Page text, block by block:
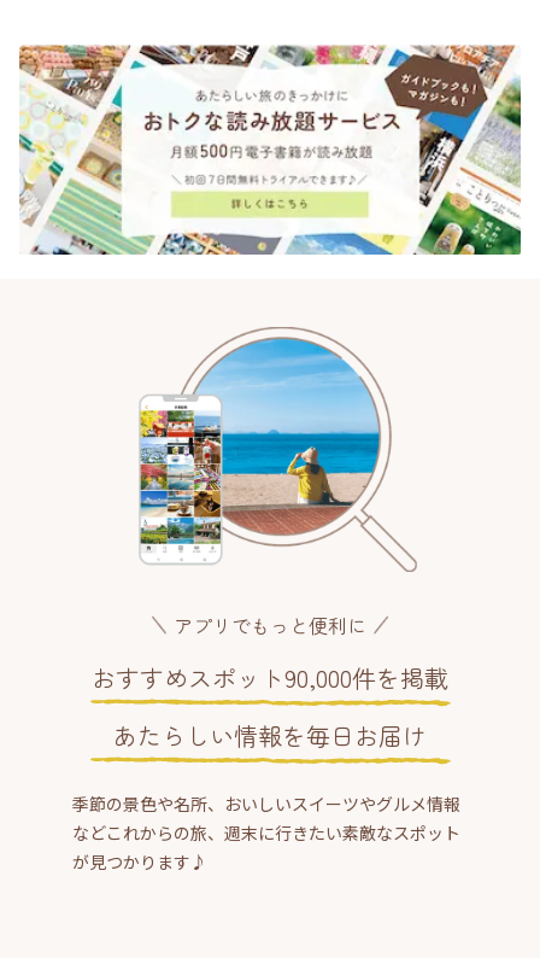
アプリでもっと便利に
おすすめスポット90,000件を掲載
あたらしい情報を毎日お届け
季節の景色や名所、おいしいスイーツやグルメ情報
などこれからの旅、週末に行きたい素敵なスポット
が見つかります♪